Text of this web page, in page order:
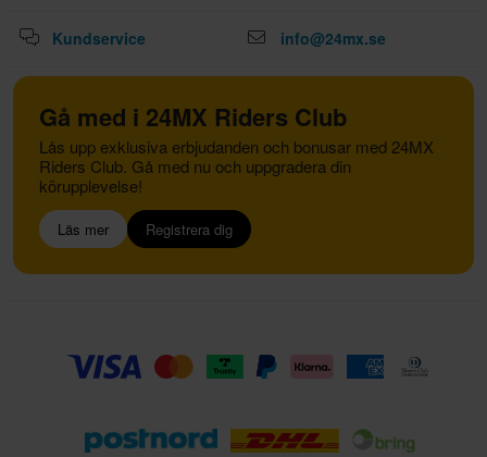
Kundservice info@24mx.se
Gå med i 24MX Riders Club
Lås upp exklusiva erbjudanden och bonusar med 24MX
Riders Club. Gå med nu och uppgradera din
körupplevelse!
Läs mer Registrera dig